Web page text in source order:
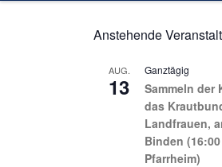
Anstehende
AUG.
13
Ganztägig
Sammeln der
das
Landfrauen,
Binden
Pfarrheim)